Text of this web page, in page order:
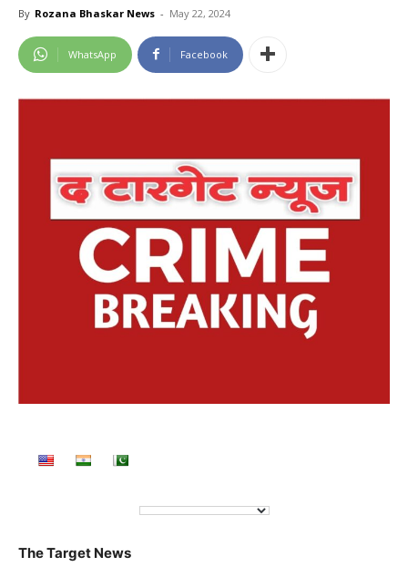
By Rozana Bhaskar News - May 22, 2024
WhatsApp Facebook
The Target News